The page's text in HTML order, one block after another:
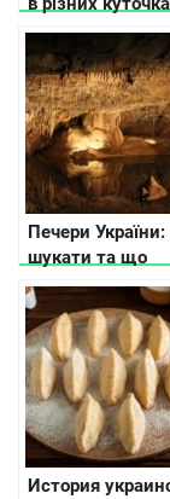
України, де має
кожен
Печери України:
шукати та що
потрібно знати
История